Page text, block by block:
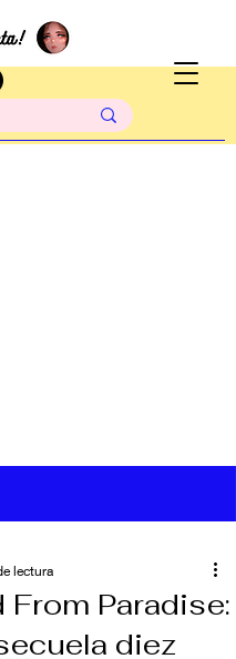
From Paradise:
diez
lectura